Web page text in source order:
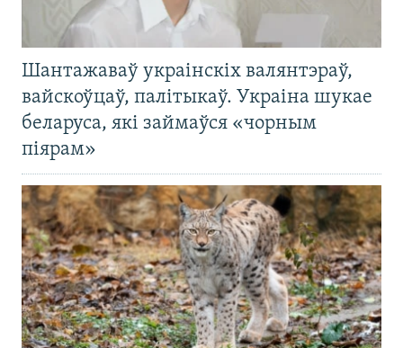
Шантажаваў украінскіх валянтэраў,
вайскоўцаў, палітыкаў. Украіна шукае
беларуса, які займаўся «чорным
піярам»